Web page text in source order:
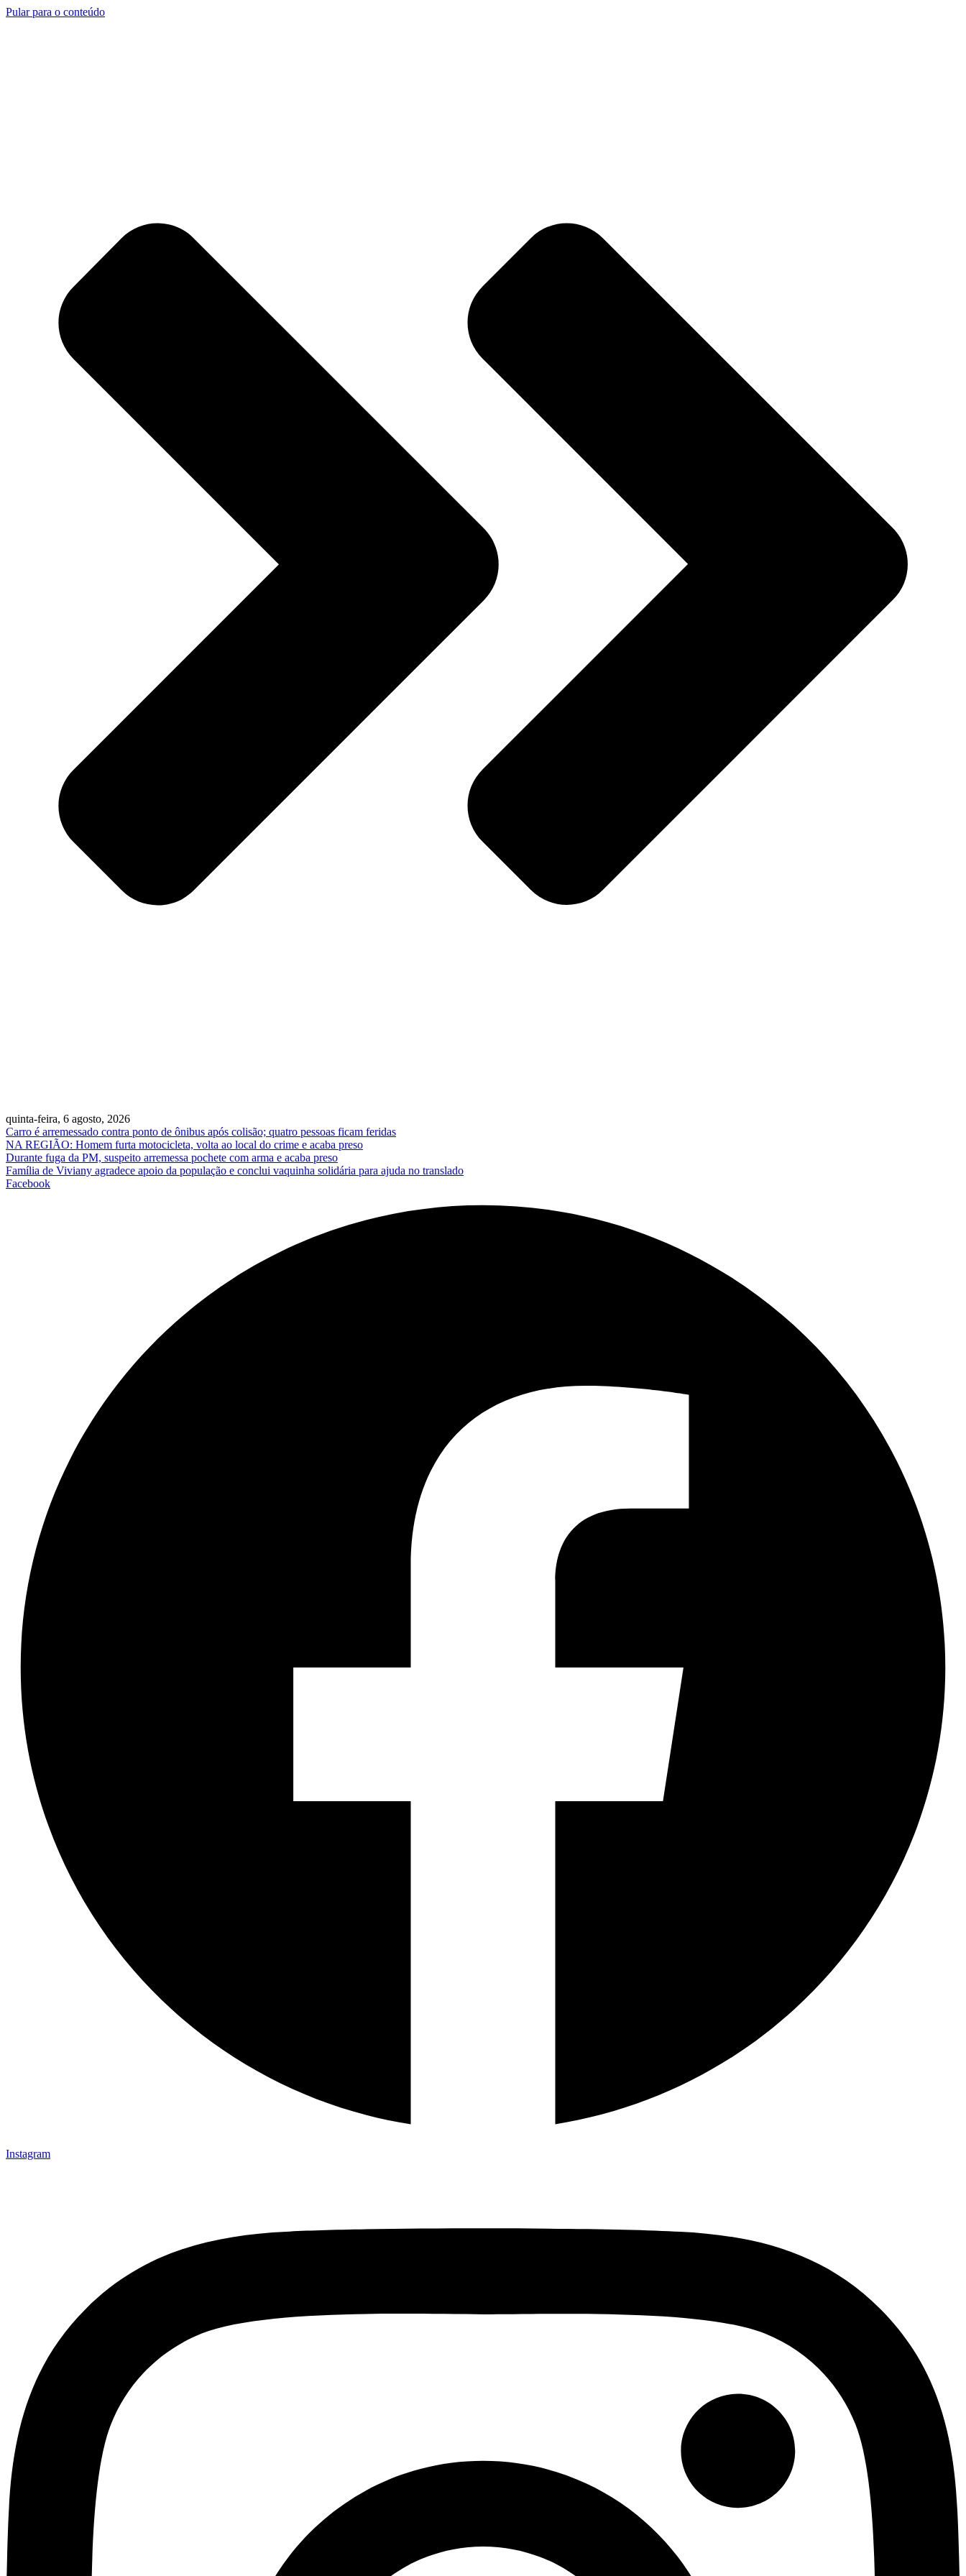
Pular para o conteúdo
quinta-feira, 6 agosto, 2026
Carro é arremessado contra ponto de ônibus após colisão; quatro pessoas ficam feridas
NA REGIÃO: Homem furta motocicleta, volta ao local do crime e acaba preso
Durante fuga da PM, suspeito arremessa pochete com arma e acaba preso
Família de Viviany agradece apoio da população e conclui vaquinha solidária para ajuda no translado
Facebook
Instagram